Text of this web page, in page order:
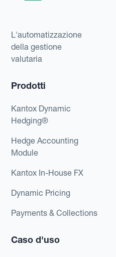
L'automatizzazione
della gestione
valutaria
Prodotti
Kantox Dynamic
Hedging®
Hedge Accounting
Module
Kantox In-House FX
Dynamic Pricing
Payments & Collections
Caso d'uso